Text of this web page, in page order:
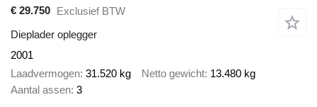
€ 29.750 Exclusief BTW
Dieplader oplegger
2001
Laadvermogen 31.520 kg Netto gewicht 13.480 kg
Aantal assen 3